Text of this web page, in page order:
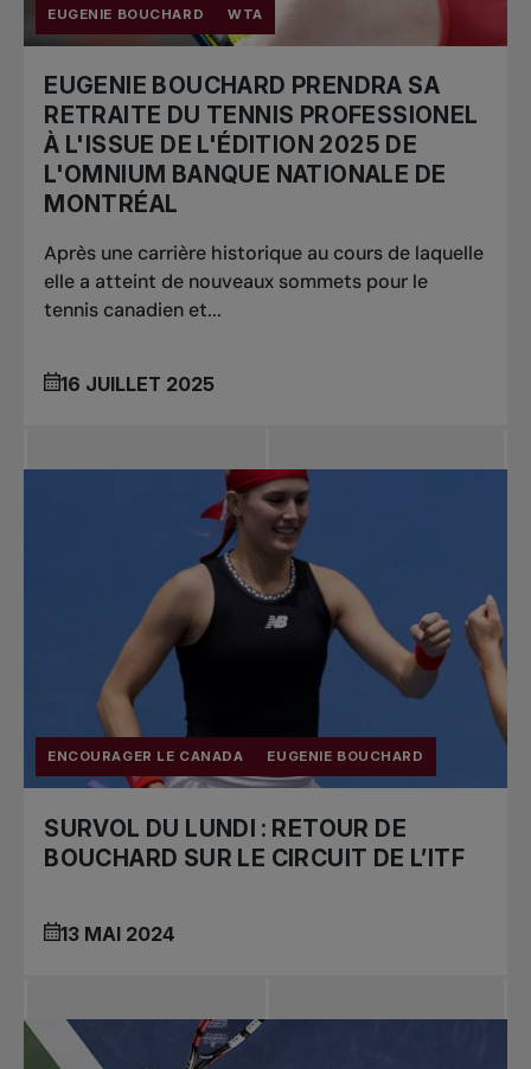
EUGENIE BOUCHARD WTA
EUGENIE BOUCHARD PRENDRA SA
RETRAITE DU TENNIS PROFESSIONEL
À L'ISSUE DE L'ÉDITION 2025 DE
L'OMNIUM BANQUE NATIONALE DE
MONTRÉAL
Après une carrière historique au cours de laquelle
elle a atteint de nouveaux sommets pour le
tennis canadien et...
16 JUILLET 2025
ENCOURAGER LE CANADA EUGENIE BOUCHARD
SURVOL DU LUNDI : RETOUR DE
BOUCHARD SUR LE CIRCUIT DE L’ITF
13 MAI 2024